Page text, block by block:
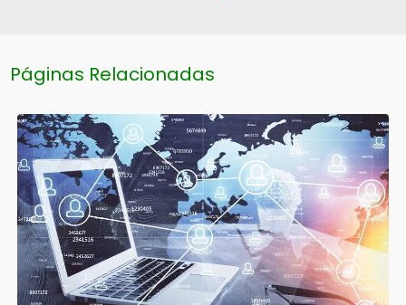
Páginas Relacionadas